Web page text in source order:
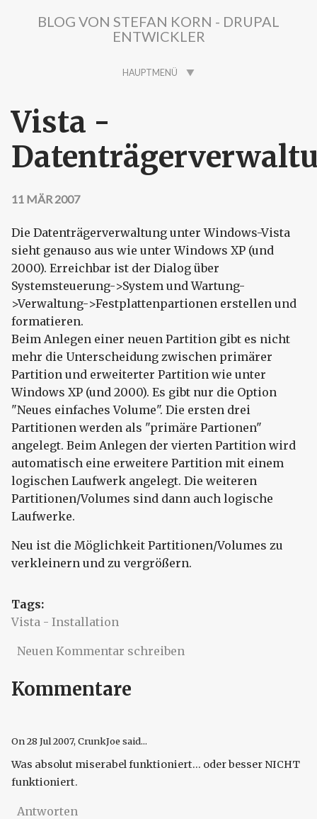
BLOG VON STEFAN KORN - DRUPAL
ENTWICKLER
HAUPTMENÜ
Vista -
11 MÄR 2007
Die Datenträgerverwaltung unter Windows-Vista
sieht genauso aus wie unter Windows XP (und
2000). Erreichbar ist der Dialog über
Systemsteuerung->System und Wartung-
>Verwaltung->Festplattenpartionen erstellen und
formatieren.
Beim Anlegen einer neuen Partition gibt es nicht
mehr die Unterscheidung zwischen primärer
Partition und erweiterter Partition wie unter
Windows XP (und 2000). Es gibt nur die Option
"Neues einfaches Volume". Die ersten drei
Partitionen werden als "primäre Partionen"
angelegt. Beim Anlegen der vierten Partition wird
automatisch eine erweitere Partition mit einem
logischen Laufwerk angelegt. Die weiteren
Partitionen/Volumes sind dann auch logische
Laufwerke.
Neu ist die Möglichkeit Partitionen/Volumes zu
verkleinern und zu vergrößern.
Tags:
Vista - Installation
Neuen Kommentar schreiben
Kommentare
On28 Jul 2007, CrunkJoe said...
Was absolut miserabel funktioniert... oder besser NICHT
funktioniert.
Antworten